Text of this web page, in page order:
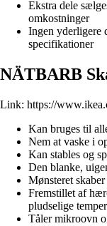
Ekstra dele
omkostninger
Ingen yderligere
specifikationer
NÄTBARB
Link: https://
Kan bruges til
Nem at vaske i
Kan stables og
Den blanke,
Mønsteret
Fremstillet af
pludselige
Tåler mikroovn